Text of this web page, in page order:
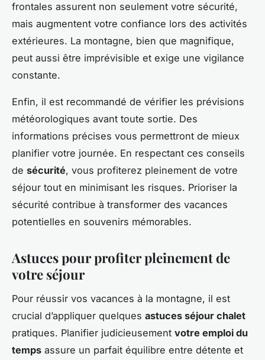
frontales assurent non seulement votre sécurité,
mais augmentent votre confiance lors des activités
extérieures. La montagne, bien que magnifique,
peut aussi être imprévisible et exige une vigilance
constante.
Enfin, il est recommandé de vérifier les prévisions
météorologiques avant toute sortie. Des
informations précises vous permettront de mieux
planifier votre journée. En respectant ces conseils
de sécurité, vous profiterez pleinement de votre
séjour tout en minimisant les risques. Prioriser la
sécurité contribue à transformer des vacances
potentielles en souvenirs mémorables.
Astuces pour profiter pleinement de
votre séjour
Pour réussir vos vacances à la montagne, il est
crucial d’appliquer quelques astuces séjour chalet
pratiques. Planifier judicieusement votre emploi du
temps assure un parfait équilibre entre détente et